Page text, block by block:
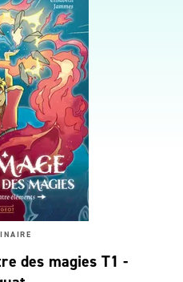
des magies T1 -